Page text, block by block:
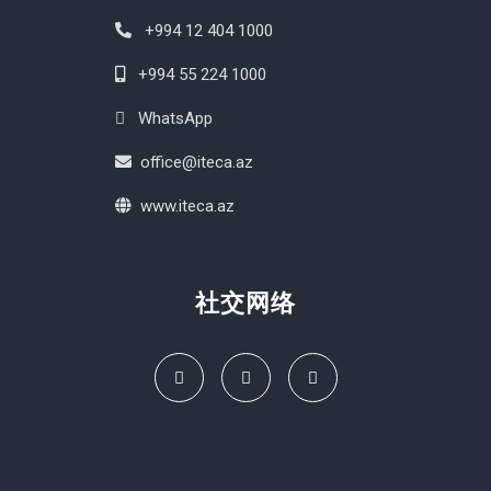
+994 12 404 1000
+994 55 224 1000
WhatsApp
office@iteca.az
www.iteca.az
社交网络